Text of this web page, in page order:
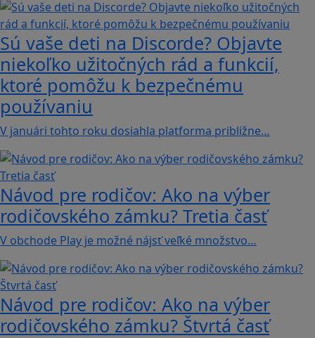
Sú vaše deti na Discorde? Objavte
niekoľko užitočných rád a funkcií,
ktoré pomôžu k bezpečnému
používaniu
V januári tohto roku dosiahla platforma približne…
Návod pre rodičov: Ako na výber
rodičovského zámku? Tretia časť
V obchode Play je možné nájsť veľké množstvo…
Návod pre rodičov: Ako na výber
rodičovského zámku? Štvrtá časť